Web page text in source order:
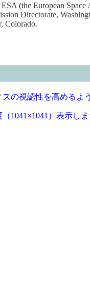
(the European
Directorate,
Colorado.
の視認性を高めるよ
1041×1041）表示しま